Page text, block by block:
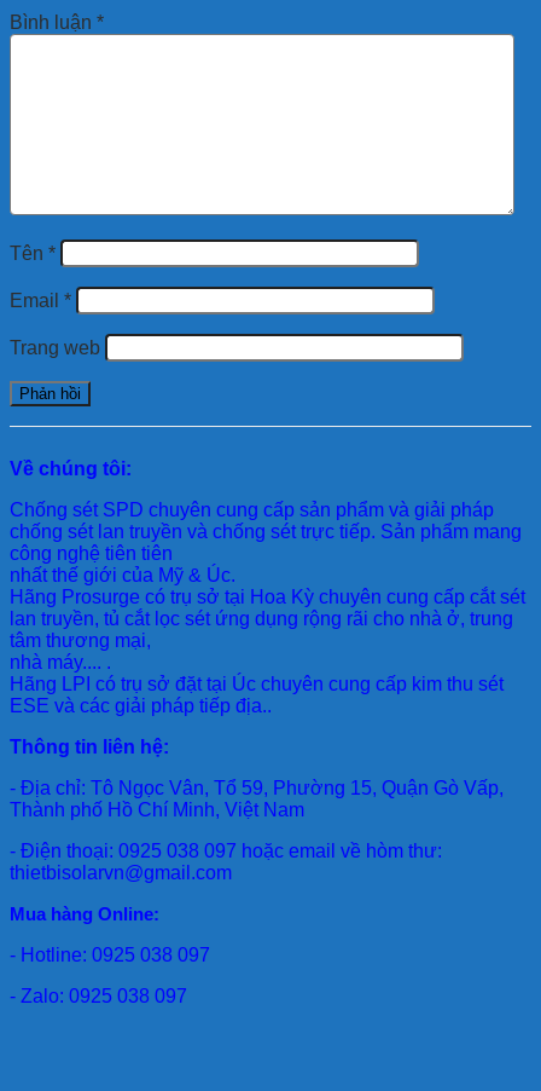
Bình luận *
Tên *
Email *
Trang web
Về chúng tôi:
Chống sét SPD chuyên cung cấp sản phẩm và giải pháp
chống sét lan truyền và chống sét trực tiếp. Sản phẩm mang
công nghệ tiên tiên
nhất thế giới của Mỹ & Úc.
Hãng Prosurge có trụ sở tại Hoa Kỳ chuyên cung cấp cắt sét
lan truyền, tủ cắt lọc sét ứng dụng rộng rãi cho nhà ở, trung
tâm thương mại,
nhà máy.... .
Hãng LPI có trụ sở đặt tại Úc chuyên cung cấp kim thu sét
ESE và các giải pháp tiếp địa..
Thông tin liên hệ:
- Địa chỉ: Tô Ngọc Vân, Tổ 59, Phường 15, Quận Gò Vấp,
Thành phố Hồ Chí Minh, Việt Nam
- Điện thoại: 0925 038 097 hoặc email về hòm thư:
thietbisolarvn@gmail.com
Mua hàng Online:
- Hotline: 0925 038 097
- Zalo: 0925 038 097